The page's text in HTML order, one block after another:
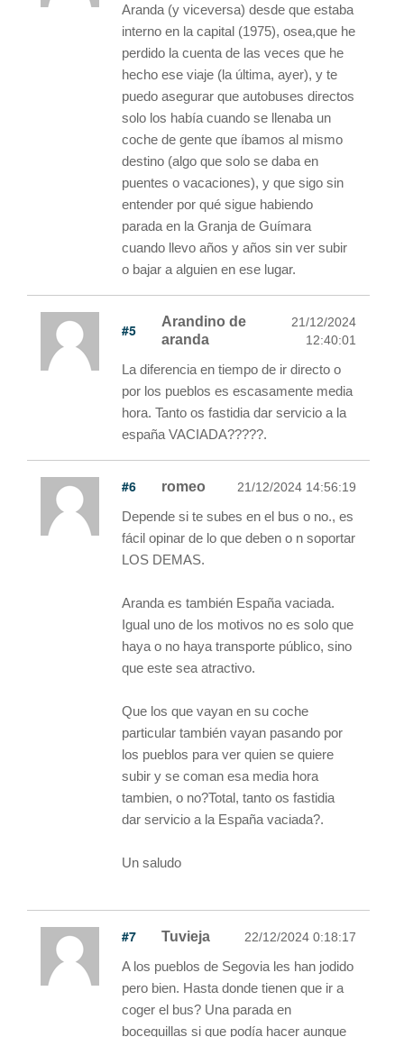
Aranda (y viceversa) desde que estaba
interno en la capital (1975), osea,que he
perdido la cuenta de las veces que he
hecho ese viaje (la última, ayer), y te
puedo asegurar que autobuses directos
solo los había cuando se llenaba un
coche de gente que íbamos al mismo
destino (algo que solo se daba en
puentes o vacaciones), y que sigo sin
entender por qué sigue habiendo
parada en la Granja de Guímara
cuando llevo años y años sin ver subir
o bajar a alguien en ese lugar.
#5
Arandino de
aranda
21/12/2024
12:40:01
La diferencia en tiempo de ir directo o
por los pueblos es escasamente media
hora. Tanto os fastidia dar servicio a la
españa VACIADA?????.
#6 romeo 21/12/2024 14:56:19
Depende si te subes en el bus o no., es
fácil opinar de lo que deben o n soportar
LOS DEMAS.
Aranda es también España vaciada.
Igual uno de los motivos no es solo que
haya o no haya transporte público, sino
que este sea atractivo.
Que los que vayan en su coche
particular también vayan pasando por
los pueblos para ver quien se quiere
subir y se coman esa media hora
tambien, o no?Total, tanto os fastidia
dar servicio a la España vaciada?.
Un saludo
#7 Tuvieja 22/12/2024 0:18:17
A los pueblos de Segovia les han jodido
pero bien. Hasta donde tienen que ir a
coger el bus? Una parada en
boceguillas si que podía hacer aunque